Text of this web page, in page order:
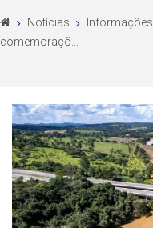
Notícias Informações
comemoraçõ...